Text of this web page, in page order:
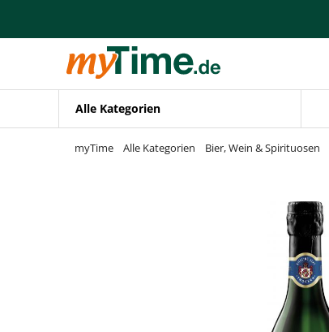
Zur Navigation springen
Zur Suche springen
Alle Kategorien
myTime Alle Kategorien Bier, Wein & Spirituosen